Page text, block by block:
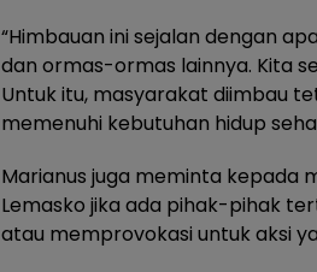
“Himbauan ini sejalan dengan
dan ormas-ormas lainnya. Kita
Untuk itu, masyarakat diimbau
memenuhi kebutuhan hidup
Marianus juga meminta kepada
Lemasko jika ada pihak-pihak
atau memprovokasi untuk aksi